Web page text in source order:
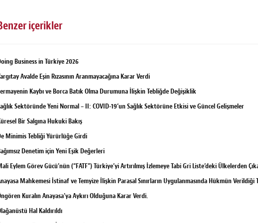
içerikler
Business in Türkiye 2026
Avalde Eşin Rızasının Aranmayacağına Karar Verdi
Kaybı ve Borca Batık Olma Durumuna İlişkin Tebliğde Değişiklik
Sektöründe Yeni Normal – II: COVID-19’un Sağlık Sektörüne Etkisi ve Güncel Gelişmeler
Bir Salgına Hukuki Bakış
Minimis Tebliği Yürürlüğe Girdi
Denetim için Yeni Eşik Değerleri
Eylem Görev Gücü’nün (“FATF”) Türkiye’yi Artırılmış İzlemeye Tabi Gri Liste’deki Ülkelerden
Mahkemesi İstinaf ve Temyize İlişkin Parasal Sınırların Uygulanmasında Hükmün Verildiği
Kuralın Anayasa’ya Aykırı Olduğuna Karar Verdi.
Hal Kaldırıldı